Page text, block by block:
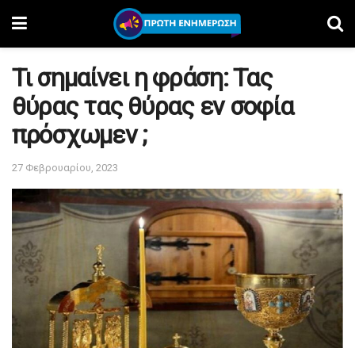
Τι σημαίνει η φράση: Τας
θύρας τας θύρας εν σοφία
πρόσχωμεν ;
27 Φεβρουαρίου, 2023